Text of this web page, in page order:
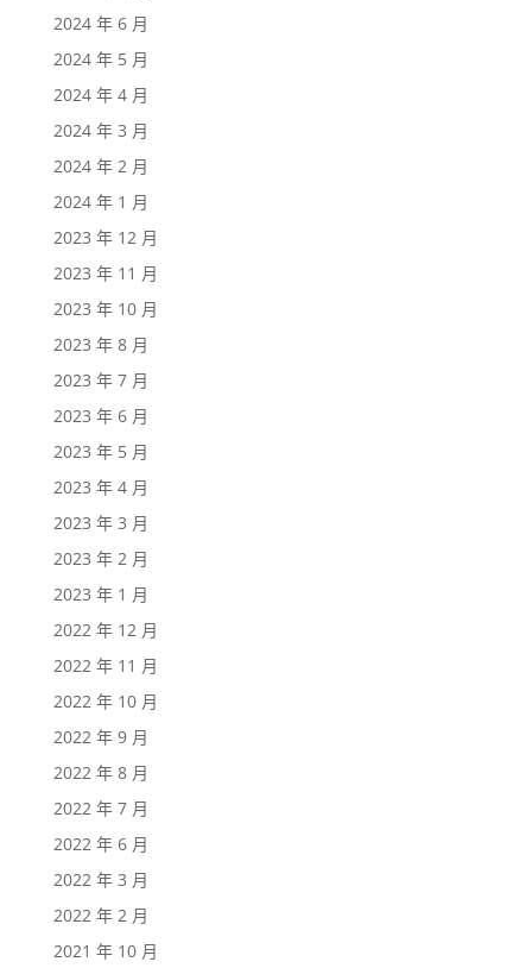
2024 年 6 月
2024 年 5 月
2024 年 4 月
2024 年 3 月
2024 年 2 月
2024 年 1 月
2023 年 12 月
2023 年 11 月
2023 年 10 月
2023 年 8 月
2023 年 7 月
2023 年 6 月
2023 年 5 月
2023 年 4 月
2023 年 3 月
2023 年 2 月
2023 年 1 月
2022 年 12 月
2022 年 11 月
2022 年 10 月
2022 年 9 月
2022 年 8 月
2022 年 7 月
2022 年 6 月
2022 年 3 月
2022 年 2 月
2021 年 10 月